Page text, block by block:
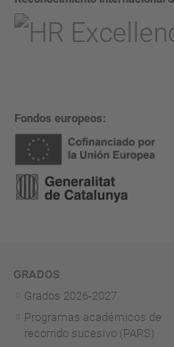
Fondos europeos
Navegación
GRADOS
Grados 2026-2027
Programas académicos de
recorrido sucesivo (PARS)